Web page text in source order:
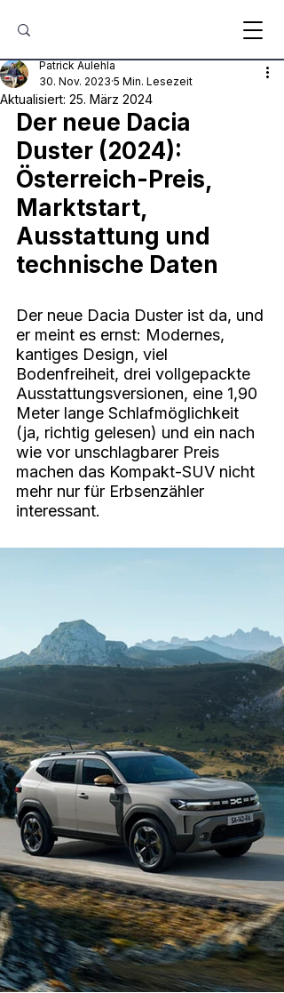
Patrick Aulehla
30. Nov. 2023 5 Min. Lesezeit
Aktualisiert: 25. März 2024
Der neue Dacia
Duster (2024):
Österreich-Preis,
Marktstart,
Ausstattung und
technische Daten
Der neue Dacia Duster ist da, und
er meint es ernst: Modernes,
kantiges Design, viel
Bodenfreiheit, drei vollgepackte
Ausstattungsversionen, eine 1,90
Meter lange Schlafmöglichkeit
(ja, richtig gelesen) und ein nach
wie vor unschlagbarer Preis
machen das Kompakt-SUV nicht
mehr nur für Erbsenzähler
interessant.